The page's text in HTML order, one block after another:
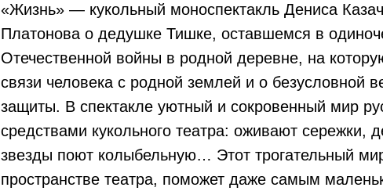
«Жизнь» — кукольный моноспектакль Дениса
Платонова о дедушке Тишке, оставшемся в
Отечественной войны в родной деревне, на
связи человека с родной землей и о безусловной
защиты. В спектакле уютный и сокровенный мир
средствами кукольного театра: оживают сережки,
звезды поют колыбельную… Этот трогательный
пространстве театра, поможет даже самым